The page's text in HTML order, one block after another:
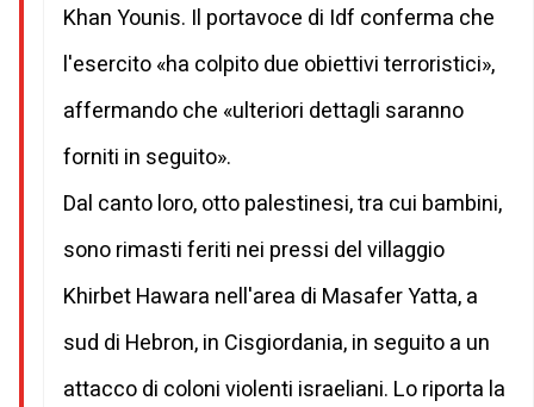
Khan Younis. Il portavoce di Idf conferma che
l'esercito «ha colpito due obiettivi terroristici»,
affermando che «ulteriori dettagli saranno
forniti in seguito».
Dal canto loro, otto palestinesi, tra cui bambini,
sono rimasti feriti nei pressi del villaggio
Khirbet Hawara nell'area di Masafer Yatta, a
sud di Hebron, in Cisgiordania, in seguito a un
attacco di coloni violenti israeliani. Lo riporta la